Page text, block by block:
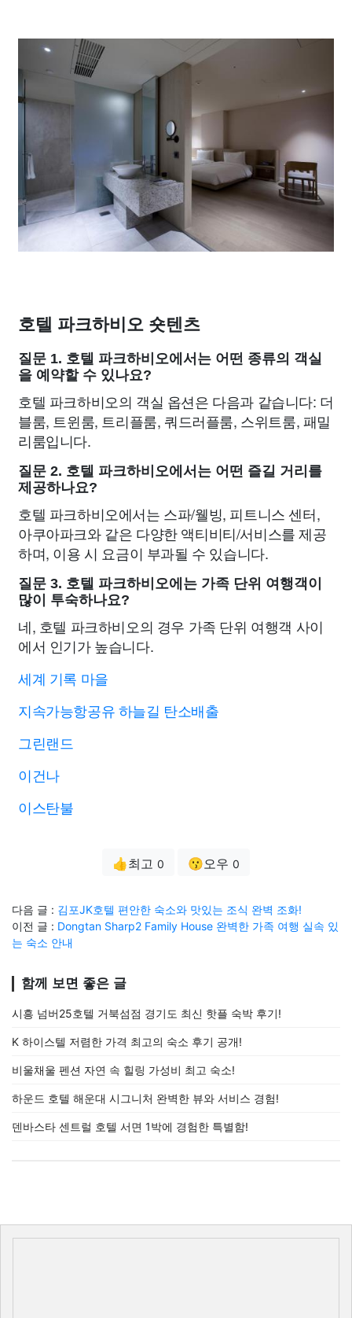
호텔 파크하비오 숏텐츠
질문 1. 호텔 파크하비오에서는 어떤 종류의 객실
을 예약할 수 있나요?
호텔 파크하비오의 객실 옵션은 다음과 같습니다: 더
블룸, 트윈룸, 트리플룸, 쿼드러플룸, 스위트룸, 패밀
리룸입니다.
질문 2. 호텔 파크하비오에서는 어떤 즐길 거리를
제공하나요?
호텔 파크하비오에서는 스파/웰빙, 피트니스 센터,
아쿠아파크와 같은 다양한 액티비티/서비스를 제공
하며, 이용 시 요금이 부과될 수 있습니다.
질문 3. 호텔 파크하비오에는 가족 단위 여행객이
많이 투숙하나요?
네, 호텔 파크하비오의 경우 가족 단위 여행객 사이
에서 인기가 높습니다.
세계 기록 마을
지속가능항공유 하늘길 탄소배출
그린랜드
이건나
이스탄불
👍최고 0 😗오우 0
다음 글 : 김포JK호텔 편안한 숙소와 맛있는 조식 완벽 조화!
이전 글 : Dongtan Sharp2 Family House 완벽한 가족 여행 실속 있
는 숙소 안내
함께 보면 좋은 글
시흥 넘버25호텔 거북섬점 경기도 최신 핫플 숙박 후기!
K 하이스텔 저렴한 가격 최고의 숙소 후기 공개!
비울채울 펜션 자연 속 힐링 가성비 최고 숙소!
하운드 호텔 해운대 시그니처 완벽한 뷰와 서비스 경험!
덴바스타 센트럴 호텔 서면 1박에 경험한 특별함!